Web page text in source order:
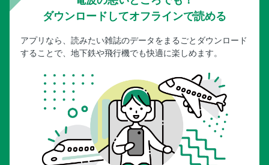
ダウンロードしてオフラインで読める
アプリなら、読みたい雑誌のデータをまるごとダウンロード
することで、地下鉄や飛行機でも快適に楽しめます。